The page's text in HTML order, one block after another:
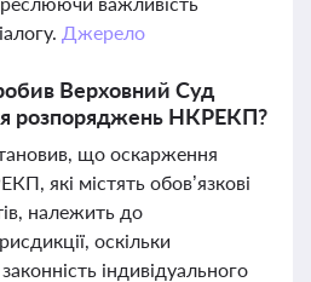
Джерело
Верховний Суд
розпоряджень НКРЕКП?
що оскарження
які містять обов’язкові
належить до
оскільки
індивідуального